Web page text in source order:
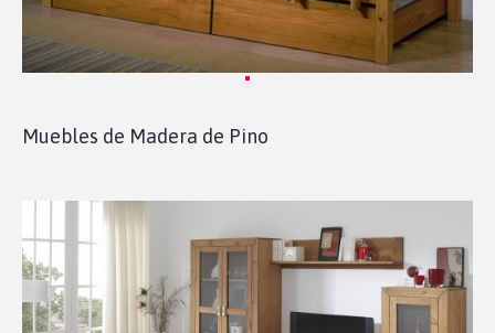
Muebles de Madera de Pino